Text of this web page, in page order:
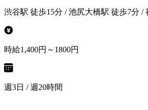
渋谷駅 徒歩15分 / 池尻大橋駅 徒歩7分 /
時給1,400円～1800円
週3日 / 週20時間